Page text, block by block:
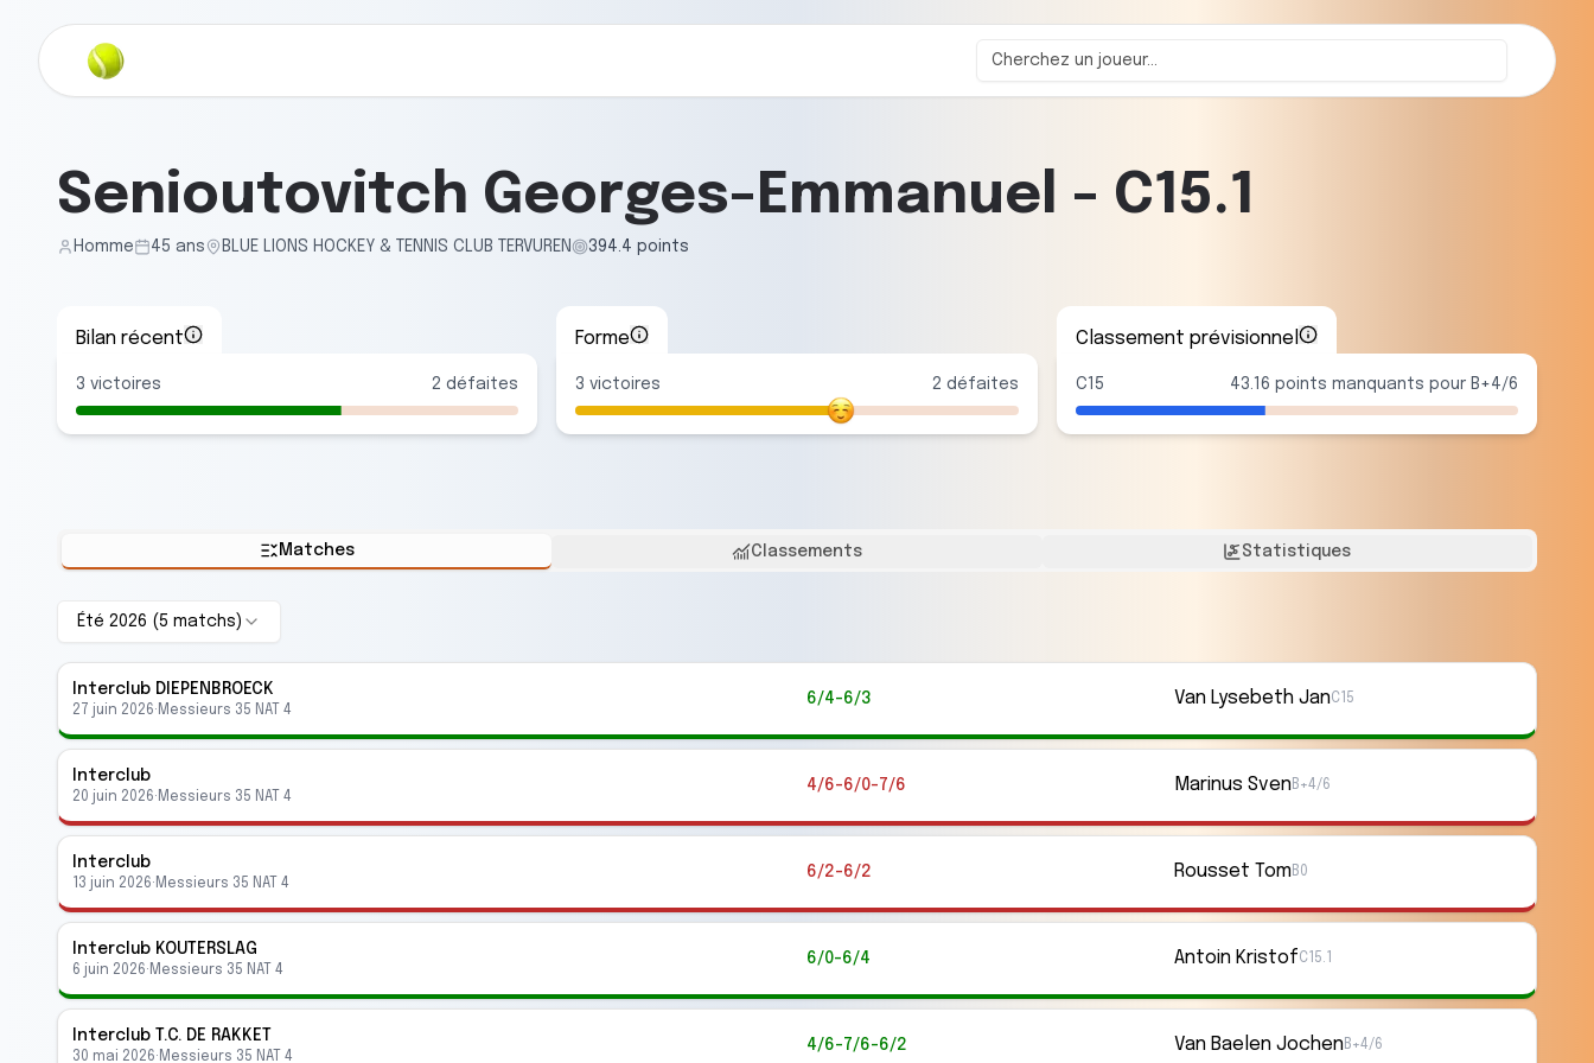
Senioutovitch Georges-Emmanuel - C15.1
Homme 45 ans BLUE LIONS HOCKEY & TENNIS CLUB TERVUREN 394.4 points
Bilan récent
3 victoires 2 défaites
Forme
3 victoires 2 défaites
Classement prévisionnel
C15 43.16 points manquants pour B+4/6
Matches Classements Statistiques
Été 2026 (5 matchs )
Interclub DIEPENBROECK
27 juin 2026· Messieurs 35 NAT 4
6/4-6/3 Van Lysebeth JanC15
Interclub
20 juin 2026· Messieurs 35 NAT 4
4/6-6/0-7/6 Marinus SvenB+4/6
Interclub
13 juin 2026· Messieurs 35 NAT 4
6/2-6/2 Rousset TomB0
Interclub KOUTERSLAG
6 juin 2026· Messieurs 35 NAT 4
6/0-6/4 Antoin KristofC15.1
Interclub T.C. DE RAKKET
30 mai 2026· Messieurs 35 NAT 4
4/6-7/6-6/2 Van Baelen JochenB+4/6